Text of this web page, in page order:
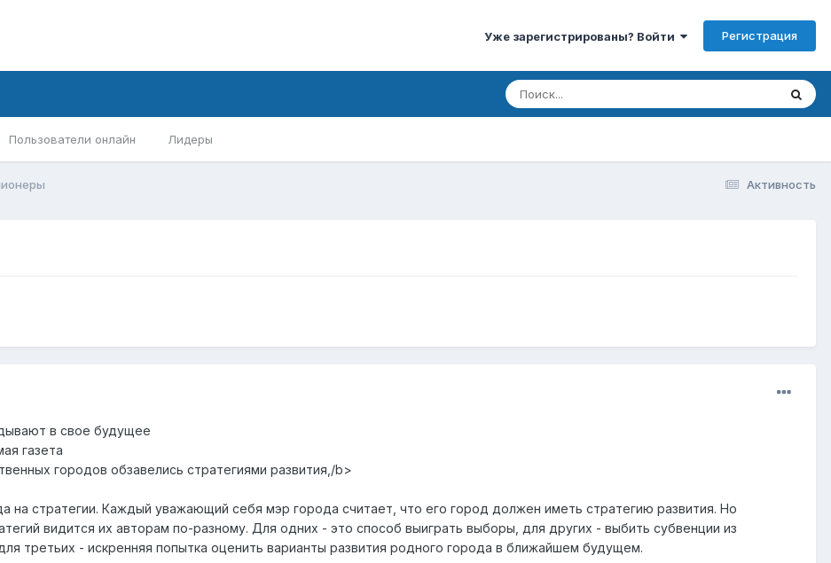
Уже зарегистрированы? Войти Регистрация
Пользователи онлайн Лидеры
Активность
в свое будущее
газета
городов обзавелись стратегиями развития,/b>
на стратегии. Каждый уважающий себя мэр города считает, что его город должен иметь стратегию развития. Но
видится их авторам по-разному. Для одних - это способ выиграть выборы, для других - выбить субвенции из
третьих - искренняя попытка оценить варианты развития родного города в ближайшем будущем.